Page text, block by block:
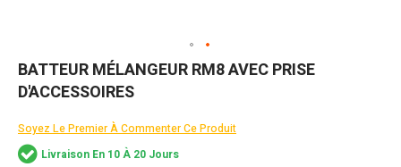
Skip
the
of
the
images
BATTEUR MÉLANGEUR RM8 AVEC PRISE
D'ACCESSOIRES
Soyez Le Premier À Commenter Ce Produit
Livraison En 10 À 20 Jours